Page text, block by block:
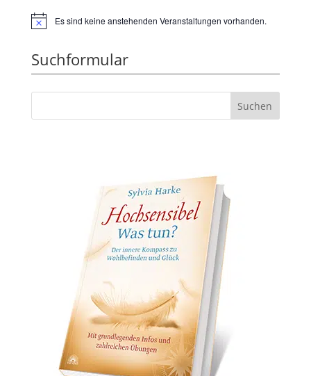
HinweisEs sind keine anstehenden Veranstaltungen vorhanden.
Suchformular